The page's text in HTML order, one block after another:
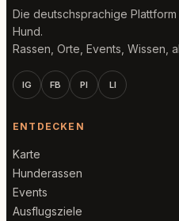
Die deutschsprachige
Hund.
Rassen, Orte, Events, Wissen,
IG FB PI LI
ENTDECKEN
Karte
Hunderassen
Events
Ausflugsziele